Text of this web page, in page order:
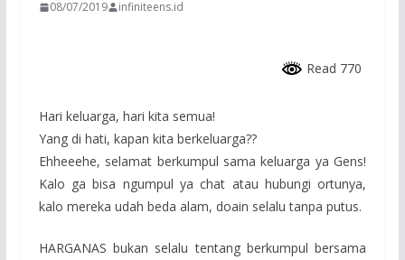
08/07/2019 infiniteens.id
Read 770
Hari keluarga, hari kita semua!
Yang di hati, kapan kita berkeluarga??
Ehheeehe, selamat berkumpul sama keluarga ya Gens!
Kalo ga bisa ngumpul ya chat atau hubungi ortunya,
kalo mereka udah beda alam, doain selalu tanpa putus.
HARGANAS bukan selalu tentang berkumpul bersama